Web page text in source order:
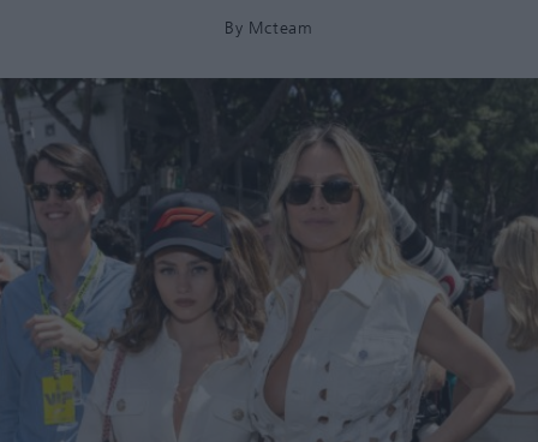
By Mcteam